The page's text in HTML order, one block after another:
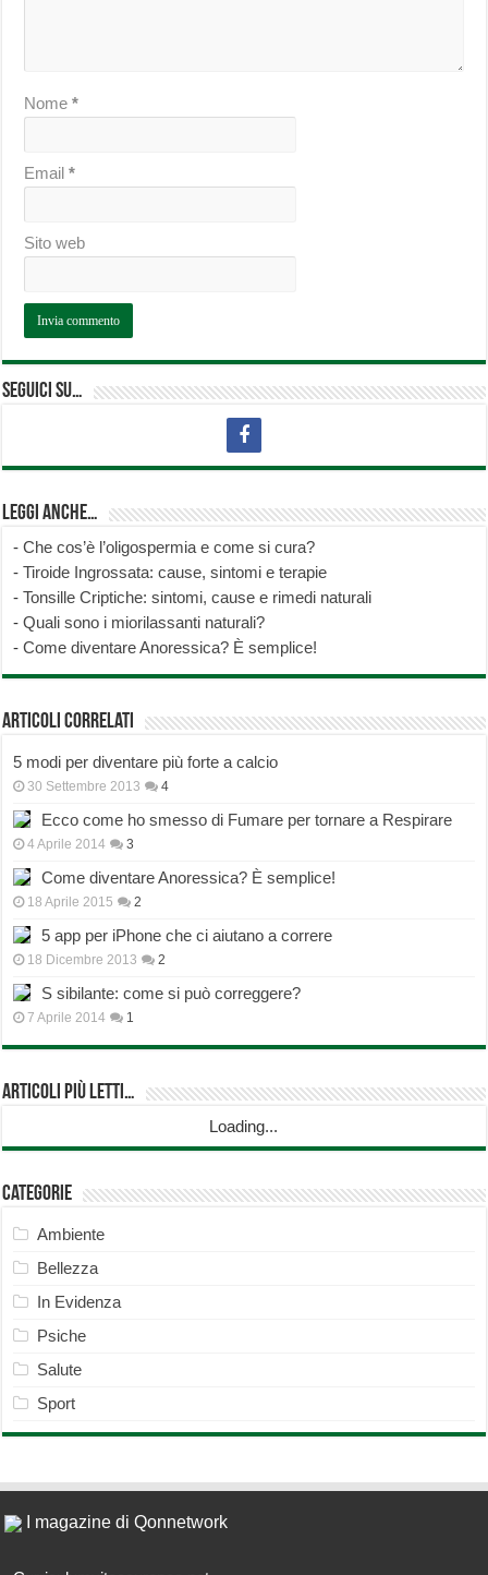
Nome*
Email*
Sito web
Seguici su…
Leggi anche…
-Che cos’è l’oligospermia e come si cura?
-Tiroide Ingrossata: cause, sintomi e terapie
-Tonsille Criptiche: sintomi, cause e rimedi naturali
-Quali sono i miorilassanti naturali?
-Come diventare Anoressica? È semplice!
Articoli correlati
5 modi per diventare più forte a calcio
30 Settembre 2013 4
Ecco come ho smesso di Fumare per tornare a Respirare
4 Aprile 2014 3
Come diventare Anoressica? È semplice!
18 Aprile 2015 2
5 app per iPhone che ci aiutano a correre
18 Dicembre 2013 2
S sibilante: come si può correggere?
7 Aprile 2014 1
Articoli più Letti…
Loading...
Categorie
Ambiente
Bellezza
In Evidenza
Psiche
Salute
Sport
I magazine di Qonnetwork